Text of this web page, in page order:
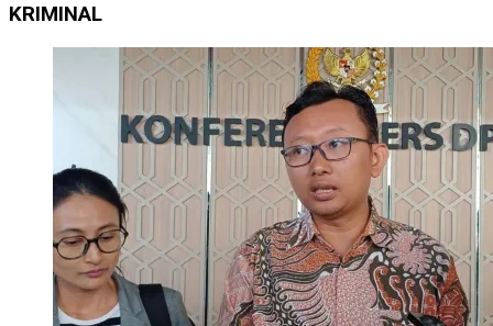
KRIMINAL